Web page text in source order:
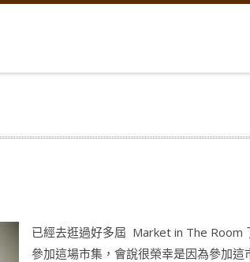
已經去逛過好多屆 Market in The Room
參加這場市集，會說很榮幸是因為參加